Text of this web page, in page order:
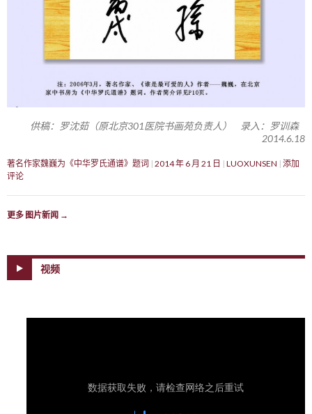
供稿：罗沈茹（原北京301医院书画苑负责人） 录入：罗训森
2014.6.18
著名作家魏巍为《中华罗氏通谱》题词 2014 年 6 月 21 日 LUOXUNSEN 添加
评论
更多 图片新闻 →
视频